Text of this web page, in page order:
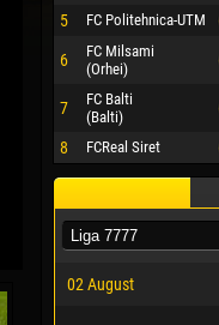
5 FC Politehnica-UTM
6
FC Milsami
(Orhei)
7
FC Balti
(Balti)
8 FCReal Siret
02 August